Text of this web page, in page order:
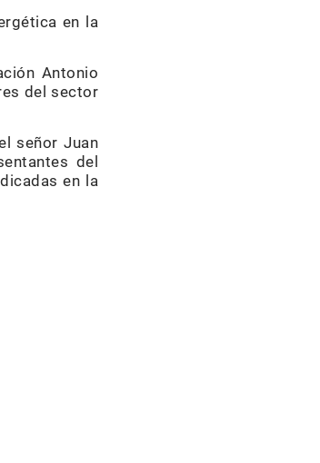
en la
Antonio
del sector
señor Juan
del
en la